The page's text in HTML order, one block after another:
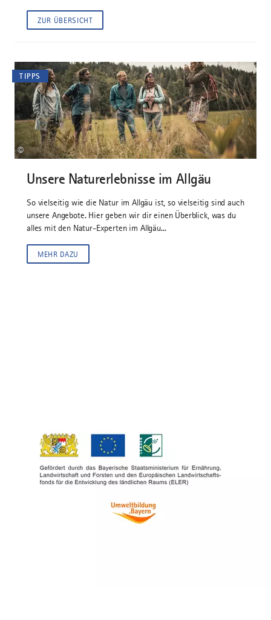
ZUR ÜBERSICHT
TIPPS
©
Unsere Naturerlebnisse im Allgäu
So vielseitig wie die Natur im Allgäu ist, so vielseitig sind auch
unsere Angebote. Hier geben wir dir einen Überblick, was du
alles mit den Natur-Experten im Allgäu...
MEHR DAZU